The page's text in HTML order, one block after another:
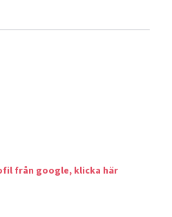
från google, klicka här